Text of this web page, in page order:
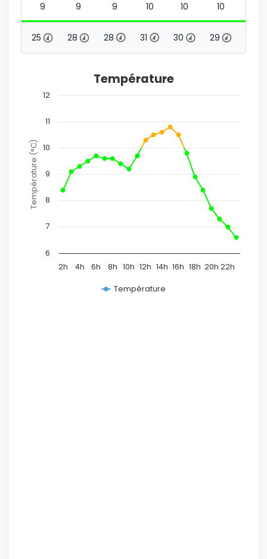
9 9 9 10 10 10
25 28 28 31 30 29
Température (°C)
Température
2h 4h 6h 8h 10h 12h 14h 16h 18h 20h 22h
6
7
8
9
10
11
12
Température